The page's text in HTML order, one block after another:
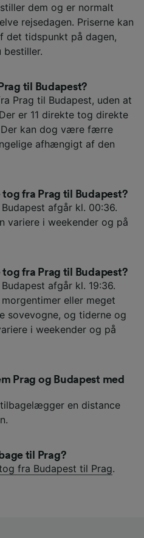
dem og er normalt
rejsedagen. Priserne kan
det tidspunkt på dagen,
bestiller.
til Budapest?
Prag til Budapest, uden at
er 11 direkte tog direkte
kan dog være færre
afhængigt af den
fra Prag til Budapest?
afgår kl. 00:36.
variere i weekender og på
fra Prag til Budapest?
afgår kl. 19:36.
eller meget
sovevogne, og tiderne og
i weekender og på
Prag og Budapest med
en distance
til Prag?
fra Budapest til Prag.